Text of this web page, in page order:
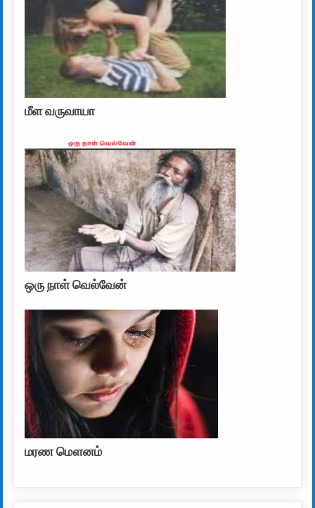
மீள வருவாயா
ஒரு நாள் வெல்வேன்
மரண மௌனம்